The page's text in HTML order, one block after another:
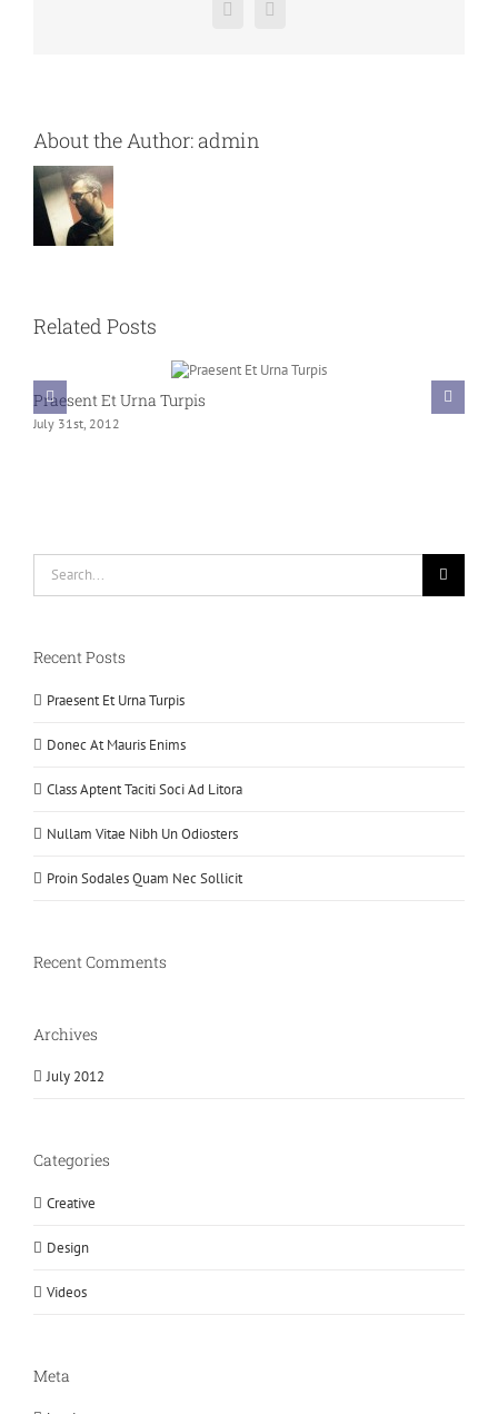
FacebookLinkedIn
About the Author:admin
Related Posts
Praesent Et Urna Turpis
July 31st, 2012
Recent Posts
Praesent Et Urna Turpis
Donec At Mauris Enims
Class Aptent Taciti Soci Ad Litora
Nullam Vitae Nibh Un Odiosters
Proin Sodales Quam Nec Sollicit
Recent Comments
Archives
July 2012
Categories
Creative
Design
Videos
Meta